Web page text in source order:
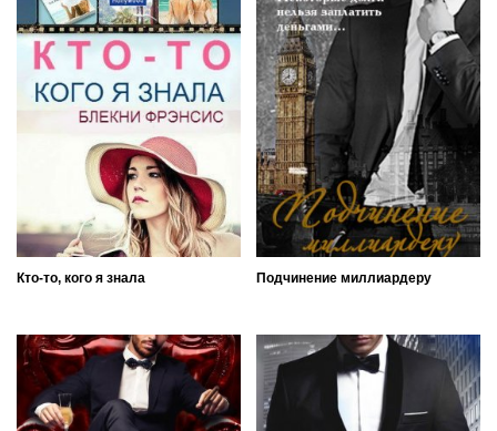
Кто-то, кого я знала Подчинение миллиардеру